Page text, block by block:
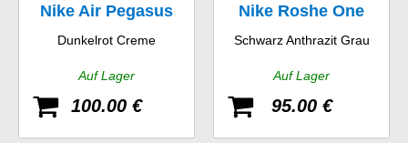
Nike Air Pegasus
New Racer
Dunkelrot Creme
Auf Lager
100.00 €
Nike Roshe One
Suede
Schwarz Anthrazit Grau
Auf Lager
95.00 €